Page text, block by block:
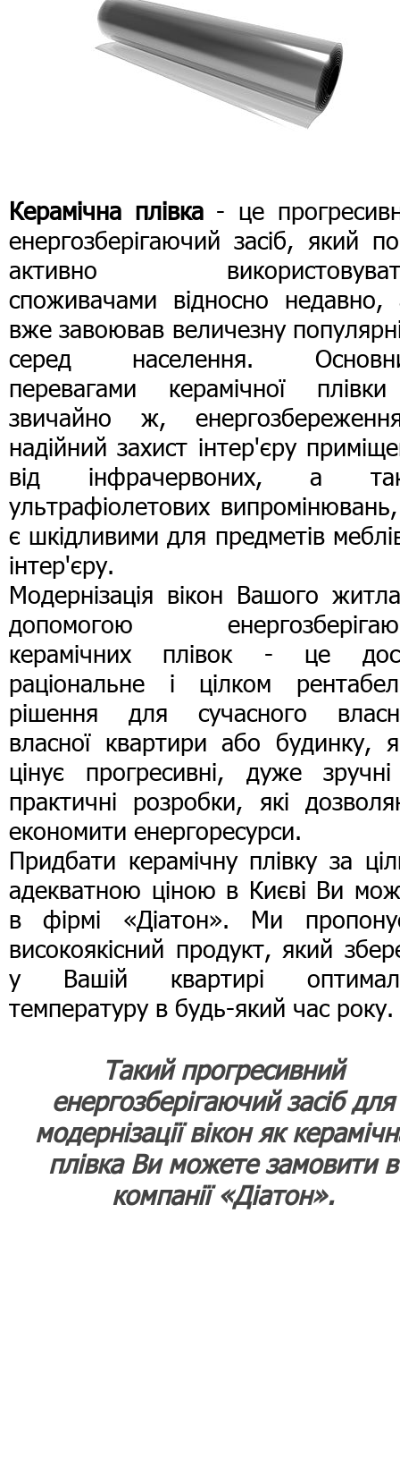
Керамічна плівка- це
енергозберігаючий засіб, який
активно
споживачами відносно недавно,
вже завоював величезну
серед населення.
перевагами керамічної
звичайно ж,
надійний захист інтер'єру
від інфрачервоних, а
ультрафіолетових випромінювань,
є шкідливими для предметів
інтер'єру.
Модернізація вікон Вашого
допомогою
керамічних плівок - це
раціональне і цілком
рішення для сучасного
власної квартири або будинку,
цінує прогресивні, дуже
практичні розробки, які
економити енергоресурси.
Придбати керамічну плівку за
адекватною ціною в Києві Ви
в фірмі «Діатон». Ми
високоякісний продукт, який
у Вашій квартирі
температуру в будь-який час року.
Такий прогресивний
енергозберігаючий засіб для
модернізації вікон як
плівка Ви можете замовити в
компанії «Діатон».